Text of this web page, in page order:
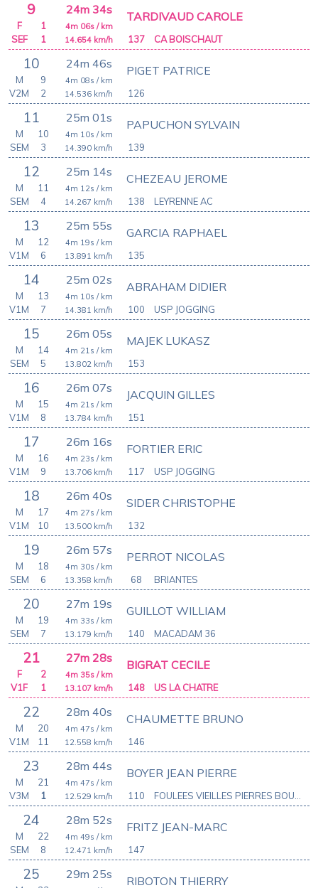
9 24m 34s
137
TARDIVAUD CAROLE
4m 06s / km
14.654 km/h
F
1
SEF
1 CA BOISCHAUT
10 24m 46s
126
PIGET PATRICE
4m 08s / km
14.536 km/h
M
9
V2M
2
11 25m 01s
139
PAPUCHON SYLVAIN
4m 10s / km
14.390 km/h
M
10
SEM
3
12 25m 14s
138
CHEZEAU JEROME
4m 12s / km
14.267 km/h
M
11
SEM
4 LEYRENNE AC
13 25m 55s
135
GARCIA RAPHAEL
4m 19s / km
13.891 km/h
M
12
V1M
6
14 25m 02s
100
ABRAHAM DIDIER
4m 10s / km
14.381 km/h
M
13
V1M
7 USP JOGGING
15 26m 05s
153
MAJEK LUKASZ
4m 21s / km
13.802 km/h
M
14
SEM
5
16 26m 07s
151
JACQUIN GILLES
4m 21s / km
13.784 km/h
M
15
V1M
8
17 26m 16s
117
FORTIER ERIC
4m 23s / km
13.706 km/h
M
16
V1M
9 USP JOGGING
18 26m 40s
132
SIDER CHRISTOPHE
4m 27s / km
13.500 km/h
M
17
V1M
10
19 26m 57s
68
PERROT NICOLAS
4m 30s / km
13.358 km/h
M
18
SEM
6 BRIANTES
20 27m 19s
140
GUILLOT WILLIAM
4m 33s / km
13.179 km/h
M
19
SEM
7 MACADAM 36
21 27m 28s
148
BIGRAT CECILE
4m 35s / km
13.107 km/h
F
2
V1F
1 US LA CHATRE
22 28m 40s
146
CHAUMETTE BRUNO
4m 47s / km
12.558 km/h
M
20
V1M
11
23 28m 44s
110
BOYER JEAN PIERRE
4m 47s / km
12.529 km/h
M
21
V3M
1
24 28m 52s
147
FRITZ JEAN-MARC
4m 49s / km
12.471 km/h
M
22
SEM
8
25 29m 25s RIBOTON THIERRY